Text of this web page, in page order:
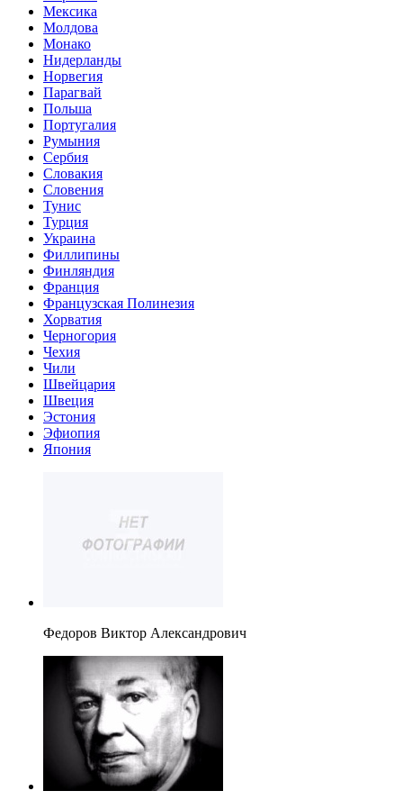
Мексика
Молдова
Монако
Нидерланды
Норвегия
Парагвай
Польша
Португалия
Румыния
Сербия
Словакия
Словения
Тунис
Турция
Украина
Филлипины
Финляндия
Франция
Французская Полинезия
Хорватия
Черногория
Чехия
Чили
Швейцария
Швеция
Эстония
Эфиопия
Япония
Федоров Виктор Александрович